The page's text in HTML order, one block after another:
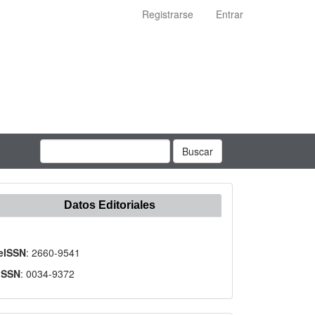
Registrarse Entrar
Buscar
Datos Editoriales
: 2660-9541
: 0034-9372